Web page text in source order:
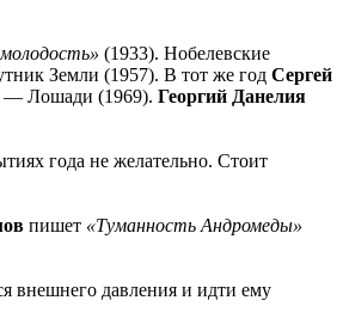
(1933). Нобелевские
Земли (1957). В тот же год Сергей
— Лошади (1969). Георгий Данелия
года не желательно. Стоит
пишет «Туманность Андромеды»
внешнего давления и идти ему